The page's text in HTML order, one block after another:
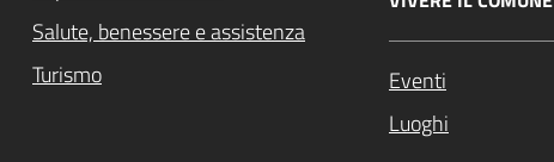
Salute, benessere e assistenza
Turismo
Eventi
Luoghi